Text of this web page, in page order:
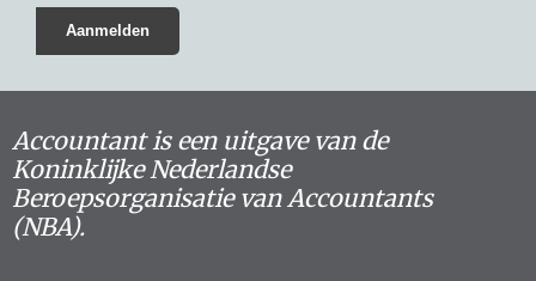
Accountant is een uitgave van de
Koninklijke Nederlandse
Beroepsorganisatie van Accountants
(NBA).